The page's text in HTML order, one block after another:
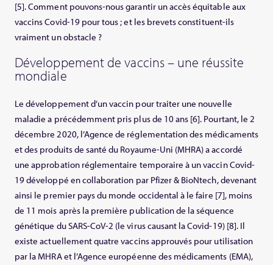
[5]. Comment pouvons-nous garantir un accès équitable aux
vaccins Covid-19 pour tous ; et les brevets constituent-ils
vraiment un obstacle ?
Développement de vaccins – une réussite
mondiale
Le développement d’un vaccin pour traiter une nouvelle
maladie a précédemment pris plus de 10 ans [6]. Pourtant, le 2
décembre 2020, l’Agence de réglementation des médicaments
et des produits de santé du Royaume-Uni (MHRA) a accordé
une approbation réglementaire temporaire à un vaccin Covid-
19 développé en collaboration par Pfizer & BioNtech, devenant
ainsi le premier pays du monde occidental à le faire [7], moins
de 11 mois après la première publication de la séquence
génétique du SARS-CoV-2 (le virus causant la Covid-19) [8]. Il
existe actuellement quatre vaccins approuvés pour utilisation
par la MHRA et l’Agence européenne des médicaments (EMA),